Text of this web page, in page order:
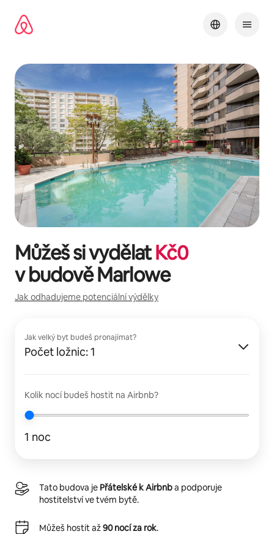
obsah
Můžeš si vydělatKč0
v budověMarlowe
Jak odhadujeme potenciální výdělky
Jak velký byt budeš pronajímat?
Počet ložnic: 1
Kolik nocí budeš hostit na Airbnb?
1 noc
Tato budova je Přátelské k Airbnba podporuje
hostitelství ve tvém bytě.
Můžeš hostit až90 nocí za rok.